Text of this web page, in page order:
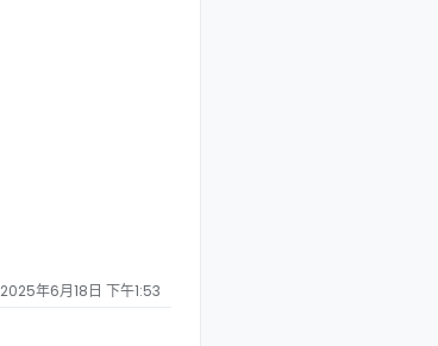
2025年6月18日 下午1:53